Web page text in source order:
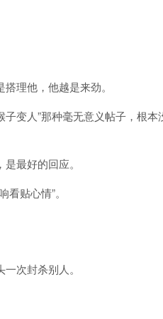
理他，他越是来劲。
子变人”那种毫无意义帖子，根
最好的回应。
贴心情”。
次封杀别人。